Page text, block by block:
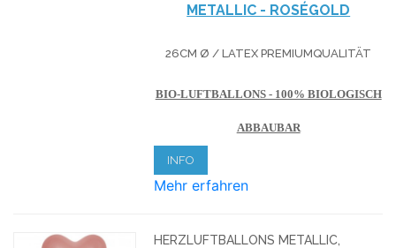
METALLIC - ROSÉGOLD
26CM Ø / LATEX PREMIUMQUALITÄT
BIO-LUFTBALLONS - 100% BIOLOGISCH
ABBAUBAR
INFO
Mehr erfahren
HERZLUFTBALLONS METALLIC,